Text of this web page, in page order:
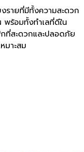
รายที่มีทั้งความสะดวก
พร้อมทั้งทำเลที่ดีใน
ที่สะดวกและปลอดภัย
มาะสม